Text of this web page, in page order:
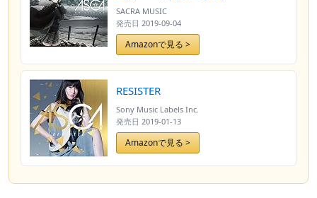
SACRA MUSIC
発売日 2019-09-04
Amazonで見る >
RESISTER
Sony Music Labels Inc.
発売日 2019-01-13
Amazonで見る >